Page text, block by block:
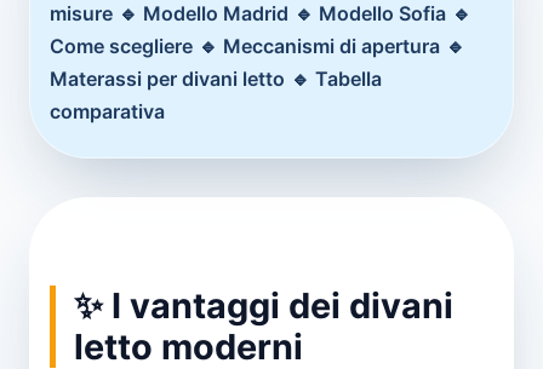
misure 🔹 Modello Madrid 🔹 Modello Sofia 🔹
Come scegliere 🔹 Meccanismi di apertura 🔹
Materassi per divani letto 🔹 Tabella
comparativa
✨ I vantaggi dei divani
letto moderni